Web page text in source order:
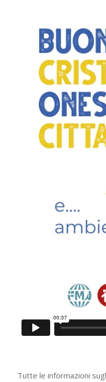
Tutte le informazioni